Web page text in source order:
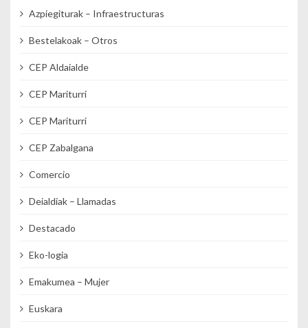
Azpiegiturak – Infraestructuras
Bestelakoak – Otros
CEP Aldaialde
CEP Mariturri
CEP Mariturri
CEP Zabalgana
Comercio
Deialdiak – Llamadas
Destacado
Eko-logia
Emakumea – Mujer
Euskara